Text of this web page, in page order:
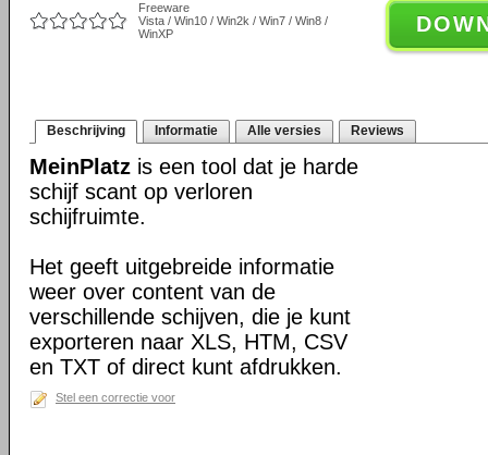
Freeware
Vista / Win10 / Win2k / Win7 / Win8 /
WinXP
Beschrijving Informatie Alle versies Reviews
MeinPlatz is een tool dat je harde
schijf scant op verloren
schijfruimte.
Het geeft uitgebreide informatie
weer over content van de
verschillende schijven, die je kunt
exporteren naar XLS, HTM, CSV
en TXT of direct kunt afdrukken.
Stel een correctie voor